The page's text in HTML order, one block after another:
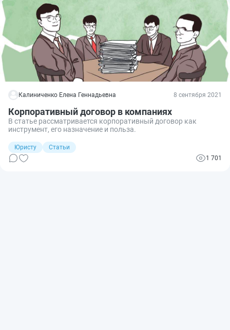
Калиниченко Елена Геннадьевна 8 сентября 2021
Корпоративный договор в компаниях
В статье рассматривается корпоративный договор как
инструмент, его назначение и польза.
Юристу
Статьи
1 701